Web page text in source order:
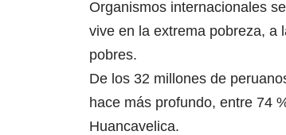
Organismos internacionales
vive en la extrema pobreza, a
pobres.
De los 32 millones de
hace más profundo, entre 74
Huancavelica.